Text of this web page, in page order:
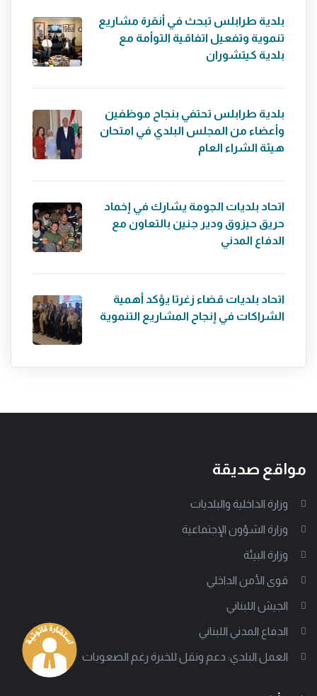
بلدية طرابلس تبحث في أنقرة مشاريع
تنموية وتفعيل اتفاقية التوأمة مع
بلدية كيتشوران
بلدية طرابلس تحتفي بنجاح موظفين
وأعضاء من المجلس البلدي في امتحان
هيئة الشراء العام
اتحاد بلديات الجومة يشارك في إخماد
حريق حيزوق ودير جنين بالتعاون مع
الدفاع المدني
اتحاد بلديات قضاء زغرتا يؤكد أهمية
الشراكات في إنجاح المشاريع التنموية
مواقع صديقة
وزارة الداخلية والبلديات
وزارة الشؤون الإجتماعية
وزارة البيئة
قوى الأمن الداخلي
الجيش اللبناني
الدفاع المدني اللبناني
العمل البلدي: دعم ونقل للخبرة رغم الصعوبات